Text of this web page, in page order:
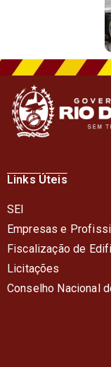
Links Úteis
SEI
Empresas e
Fiscalização de
Licitações
Conselho Nacional